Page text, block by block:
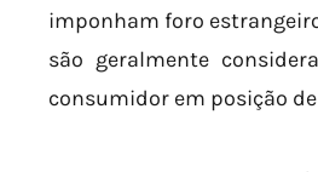
imponham foro
são geralmente
consumidor em posição